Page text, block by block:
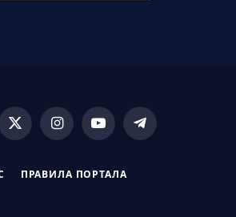
X
InstagramYouTubeTelegram
ПРАВИЛА ПОРТАЛА